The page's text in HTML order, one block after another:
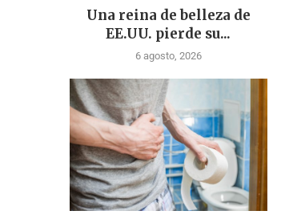
Una reina de belleza de
EE.UU. pierde su...
6 agosto, 2026